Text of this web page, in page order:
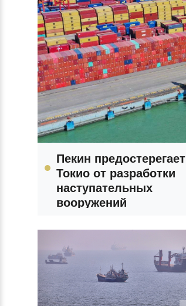
Пекин предостерегает
Токио от разработки
наступательных
вооружений